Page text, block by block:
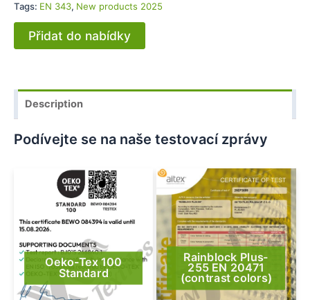
Tags: EN 343, New products 2025
Přidat do nabídky
Description
Podívejte se na naše testovací zprávy
Oeko-Tex 100
Standard
Rainblock Plus-
255 EN 20471
(contrast colors)